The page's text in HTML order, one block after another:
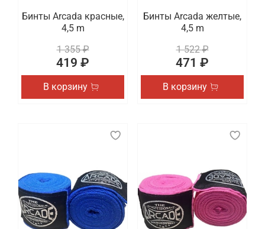
Бинты Arcada красные,
4,5 m
1 355 ₽
419 ₽
В корзину
Бинты Arcada желтые,
4,5 m
1 522 ₽
471 ₽
В корзину